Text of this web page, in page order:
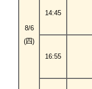
8/6
(四)
14:45
16:55